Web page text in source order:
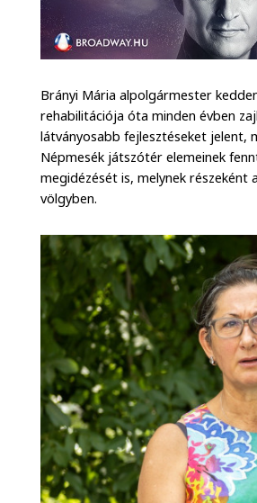
Brányi Mária alpolgármester
rehabilitációja óta minden évben
látványosabb fejlesztéseket jelent,
Népmesék játszótér elemeinek
megidézését is, melynek részeként
völgyben.